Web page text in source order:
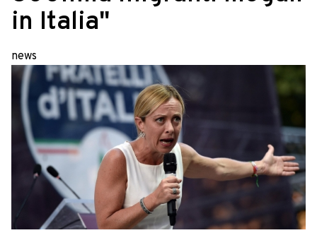
in Italia"
news